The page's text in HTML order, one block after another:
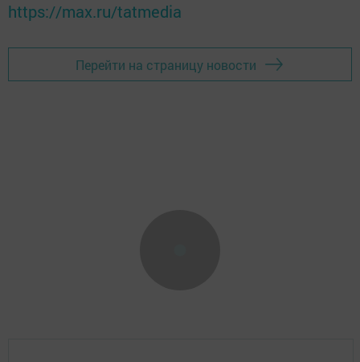
https://max.ru/tatmedia
Перейти на страницу новости